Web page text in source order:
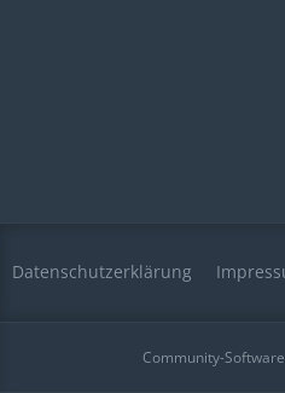
Datenschutzerklärung
Community-